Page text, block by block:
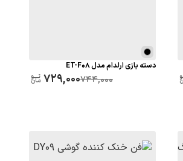
دسته بازی ارلدام مدل ET-F08
744,000
729,000